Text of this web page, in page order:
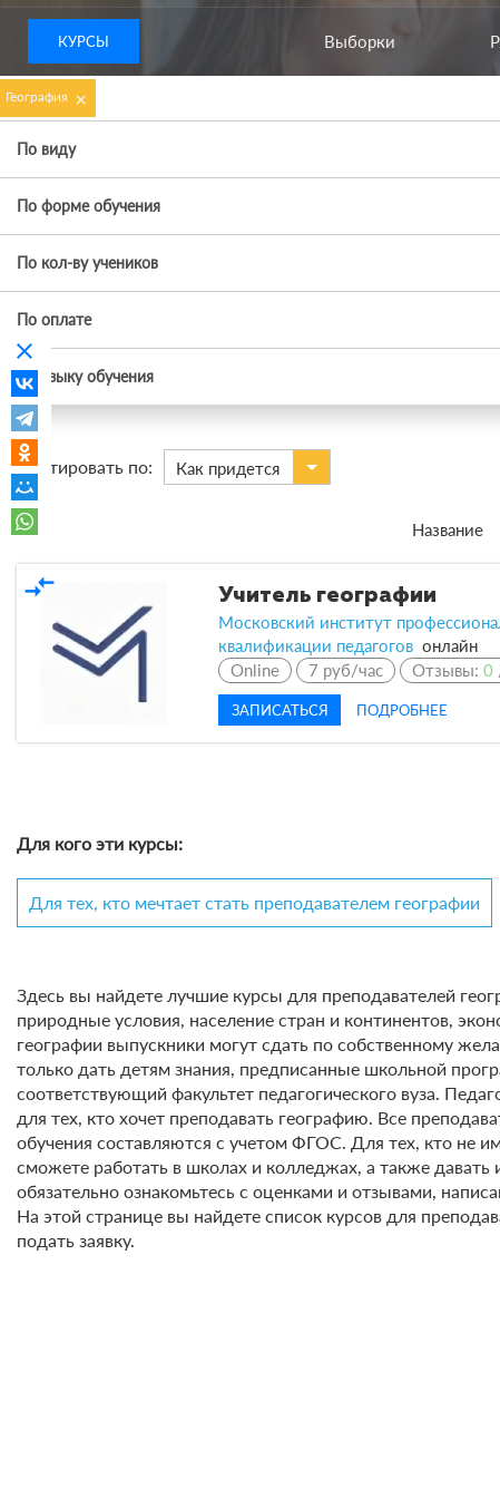
clear
КУРСЫ Выборки
Сортировать по: Как придется
Название
compare_arrows Учитель географии
Московский институт
квалификации педагогов онлайн
Online
7 руб/час Отзывы: 0
ЗАПИСАТЬСЯ ПОДРОБНЕЕ
Для кого эти курсы:
Для тех, кто мечтает стать преподавателем географии
Здесь вы найдете лучшие курсы для преподавателей
природные условия, население стран и континентов,
географии выпускники могут сдать по собственному
только дать детям знания, предписанные школьной
соответствующий факультет педагогического вуза.
для тех, кто хочет преподавать географию. Все
обучения составляются с учетом ФГОС. Для тех, кто не
сможете работать в школах и колледжах, а также
обязательно ознакомьтесь с оценками и отзывами,
На этой странице вы найдете список курсов для
подать заявку.
География ×
По виду
По форме обучения
По кол-ву учеников
По оплате
По языку обучения